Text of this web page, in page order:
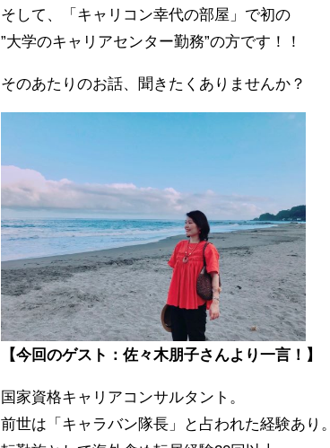
そして、「キャリコン幸代の部屋」で初の
”大学のキャリアセンター勤務”の方です！！
そのあたりのお話、聞きたくありませんか？
【今回のゲスト：佐々木朋子さんより一言！】
国家資格キャリアコンサルタント。
前世は「キャラバン隊長」と占われた経験あり。